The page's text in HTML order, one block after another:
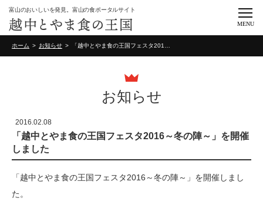
富山のおいしいを発見。富山の食ポータルサイト
MENU
ホーム お知らせ
お知らせ
2016.02.08
「越中とやま食の王国フェスタ2016～冬の陣～」を開催
しました
「越中とやま食の王国フェスタ2016～冬の陣～」を開催しまし
た。